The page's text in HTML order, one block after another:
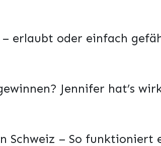
erlaubt oder einfach
Jennifer hat’s
Schweiz – So funktioniert